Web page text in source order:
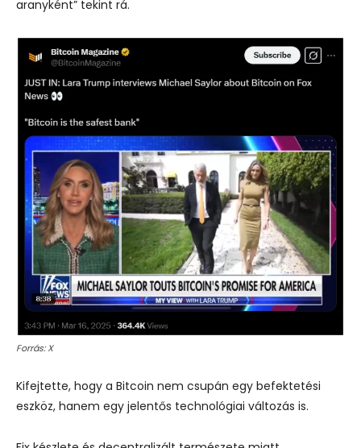
aranyként” tekint rá.
Forrás: X
Kifejtette, hogy a Bitcoin nem csupán egy befektetési
eszköz, hanem egy jelentős technológiai változás is.